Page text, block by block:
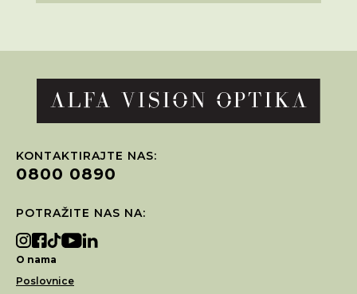
KONTAKTIRAJTE NAS:
0800 0890
POTRAŽITE NAS NA:
O nama
Poslovnice